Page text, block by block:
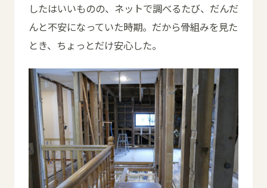
したはいいものの、ネットで調べるたび、だんだ
んと不安になっていた時期。だから骨組みを見た
とき、ちょっとだけ安心した。